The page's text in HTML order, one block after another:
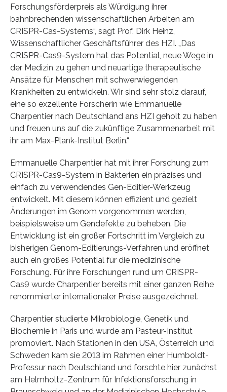
Forschungsförderpreis als Würdigung ihrer
bahnbrechenden wissenschaftlichen Arbeiten am
CRISPR-Cas-Systems“, sagt Prof. Dirk Heinz,
Wissenschaftlicher Geschäftsführer des HZI. „Das
CRISPR-Cas9-System hat das Potential, neue Wege in
der Medizin zu gehen und neuartige therapeutische
Ansätze für Menschen mit schwerwiegenden
Krankheiten zu entwickeln. Wir sind sehr stolz darauf,
eine so exzellente Forscherin wie Emmanuelle
Charpentier nach Deutschland ans HZI geholt zu haben
und freuen uns auf die zukünftige Zusammenarbeit mit
ihr am Max-Plank-Institut Berlin.“
Emmanuelle Charpentier hat mit ihrer Forschung zum
CRISPR-Cas9-System in Bakterien ein präzises und
einfach zu verwendendes Gen-Editier-Werkzeug
entwickelt. Mit diesem können effizient und gezielt
Änderungen im Genom vorgenommen werden,
beispielsweise um Gendefekte zu beheben. Die
Entwicklung ist ein großer Fortschritt im Vergleich zu
bisherigen Genom-Editierungs-Verfahren und eröffnet
auch ein großes Potential für die medizinische
Forschung. Für ihre Forschungen rund um CRISPR-
Cas9 wurde Charpentier bereits mit einer ganzen Reihe
renommierter internationaler Preise ausgezeichnet.
Charpentier studierte Mikrobiologie, Genetik und
Biochemie in Paris und wurde am Pasteur-Institut
promoviert. Nach Stationen in den USA, Österreich und
Schweden kam sie 2013 im Rahmen einer Humboldt-
Professur nach Deutschland und forschte hier zunächst
am Helmholtz-Zentrum für Infektionsforschung in